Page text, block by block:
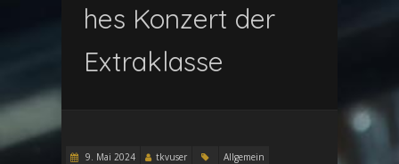
hes Konzert der
Extraklasse
9. Mai 2024 tkvuser Allgemein